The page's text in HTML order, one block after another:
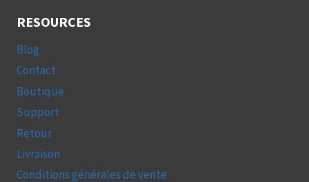
RESOURCES
Blog
Contact
Boutique
Support
Retour
Livraison
Conditions générales de vente